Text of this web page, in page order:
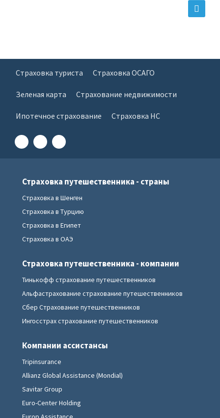
Страховка туриста Страховка ОСАГО
Зеленая карта Страхование недвижимости
Ипотечное страхование Страховка НС
Страховка путешественника - страны
Страховка в Шенген
Страховка в Турцию
Страховка в Египет
Страховка в ОАЭ
Страховка путешественника - компании
Тинькофф страхование путешественников
Альфастрахование страхование путешественников
Сбер Страхование путешественников
Ингосстрах страхование путешественников
Компании ассистансы
Tripinsurance
Allianz Global Assistance (Mondial)
Savitar Group
Euro-Center Holding